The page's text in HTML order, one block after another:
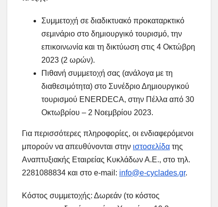
Συμμετοχή σε διαδικτυακό προκαταρκτικό
σεμινάριο στο δημιουργικό τουρισμό, την
επικοινωνία και τη δικτύωση στις 4 Οκτώβρη
2023 (2 ωρών).
Πιθανή συμμετοχή σας (ανάλογα με τη
διαθεσιμότητα) στο Συνέδριο Δημιουργικού
τουρισμού ENERDECA, στην Πέλλα από 30
Οκτωβρίου – 2 Νοεμβρίου 2023.
Για περισσότερες πληροφορίες, οι ενδιαφερόμενοι
μπορούν να απευθύνονται στην ιστοσελίδα της
Αναπτυξιακής Εταιρείας Κυκλάδων Α.Ε., στο τηλ.
2281088834 και στο e-mail: info@e-cyclades.gr.
Κόστος συμμετοχής: Δωρεάν (το κόστος